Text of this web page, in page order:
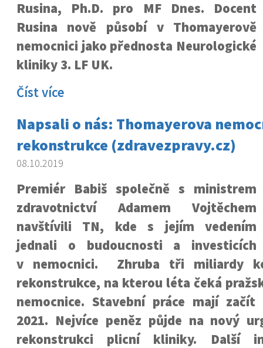
Rusina, Ph.D. pro MF Dnes. Docent
Rusina nově působí v Thomayerově
nemocnici jako přednosta Neurologické
kliniky 3. LF UK.
Číst více
Napsali o nás: Thomayerova
rekonstrukce (zdravezpravy.cz)
08.10.2019
Premiér Babiš společně s ministrem
zdravotnictví Adamem Vojtěchem
navštívili TN, kde s jejím vedením
jednali o budoucnosti a investicích
v nemocnici. Zhruba tři miliardy
rekonstrukce, na kterou léta čeká
nemocnice. Stavební práce mají
2021. Nejvíce peněz půjde na nový
rekonstrukci plicní kliniky. Další